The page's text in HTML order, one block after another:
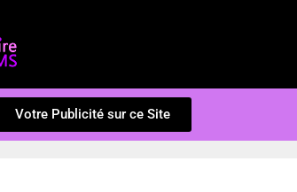
Votre Publicité sur ce Site